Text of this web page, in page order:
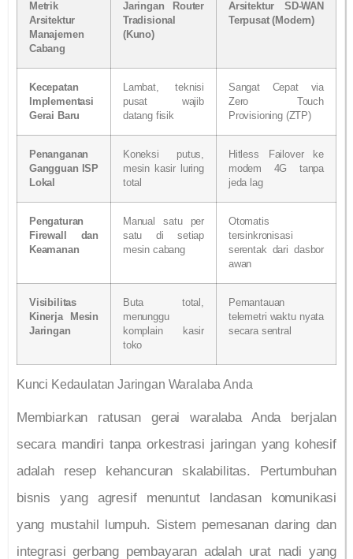
Metrik
Arsitektur
Manajemen
Cabang
Jaringan Router
Tradisional
(Kuno)
Arsitektur SD-WAN
Terpusat (Modern)
Kecepatan
Implementasi
Gerai Baru
Lambat, teknisi
pusat wajib
datang fisik
Sangat Cepat via
Zero Touch
Provisioning (ZTP)
Penanganan
Gangguan ISP
Lokal
Koneksi putus,
mesin kasir luring
total
Hitless Failover ke
modem 4G tanpa
jeda lag
Pengaturan
Firewall dan
Keamanan
Manual satu per
satu di setiap
mesin cabang
Otomatis
tersinkronisasi
serentak dari dasbor
awan
Visibilitas
Kinerja Mesin
Jaringan
Buta total,
menunggu
komplain kasir
toko
Pemantauan
telemetri waktu nyata
secara sentral
Kunci Kedaulatan Jaringan Waralaba Anda
Membiarkan ratusan gerai waralaba Anda berjalan
secara mandiri tanpa orkestrasi jaringan yang kohesif
adalah resep kehancuran skalabilitas. Pertumbuhan
bisnis yang agresif menuntut landasan komunikasi
yang mustahil lumpuh. Sistem pemesanan daring dan
integrasi gerbang pembayaran adalah urat nadi yang